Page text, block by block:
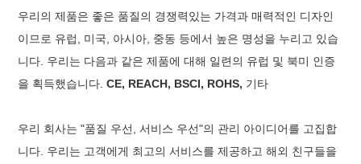
우리의 제품은 좋은 품질의 경쟁력있는 가격과 매력적인 디자인
이므로 유럽, 미국, 아시아, 중동 등에서 높은 명성을 누리고 있습
니다. 우리는 다음과 같은 제품에 대해 일련의 유럽 및 북미 인증
을 획득했습니다.CE, REACH, BSCI, ROHS, 기타
우리 회사는 "품질 우선, 서비스 우선"의 관리 아이디어를 고집합
니다. 우리는 고객에게 최고의 서비스를 제공하고 해외 친구들을